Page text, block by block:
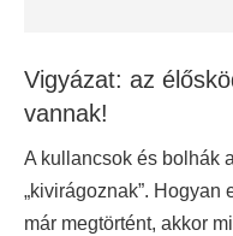
Vigyázat: az
vannak!
A kullancsok és bolhák
„kivirágoznak”. Hogyan
már megtörtént, akkor